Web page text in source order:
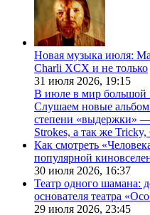
Новая музыка июля:
Charli XCX и не только
31 июля 2026, 19:15
В июле в мир большой
Слушаем новые
степени «выдержки»
Strokes, а так же
Как смотреть
популярной
30 июля 2026, 16:37
Театр одного шамана:
основателя театра
29 июля 2026, 23:45